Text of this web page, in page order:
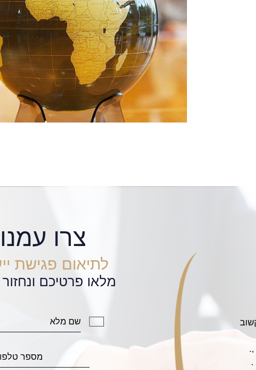
to the wonderful, patient, and hard working services
the attorney Avi Finarsky, I am now able to visit Israel,
friends and family, without an issue from the army!
me successfully and has done an great service
צרו
לתיאום פגישת
מלאו פרטיכם